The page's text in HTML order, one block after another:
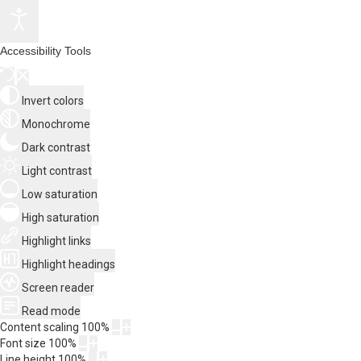
Accessibility Tools
Invert colors
Monochrome
Dark contrast
Light contrast
Low saturation
High saturation
Highlight links
Highlight headings
Screen reader
Read mode
Content scaling 100%
Font size 100%